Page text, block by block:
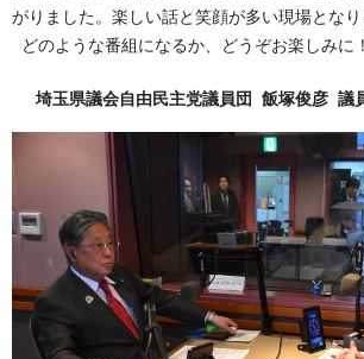
がりました。楽しい話と笑顔が多い現場となり
どのような番組になるか、どうぞお楽しみに！
埼玉県議会自由民主党議員団 飯塚俊彦 議